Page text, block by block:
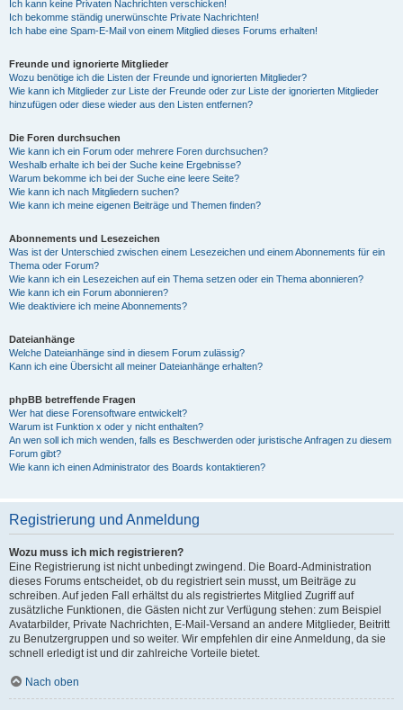
Ich kann keine Privaten Nachrichten verschicken!
Ich bekomme ständig unerwünschte Private Nachrichten!
Ich habe eine Spam-E-Mail von einem Mitglied dieses Forums erhalten!
Freunde und ignorierte Mitglieder
Wozu benötige ich die Listen der Freunde und ignorierten Mitglieder?
Wie kann ich Mitglieder zur Liste der Freunde oder zur Liste der ignorierten Mitglieder
hinzufügen oder diese wieder aus den Listen entfernen?
Die Foren durchsuchen
Wie kann ich ein Forum oder mehrere Foren durchsuchen?
Weshalb erhalte ich bei der Suche keine Ergebnisse?
Warum bekomme ich bei der Suche eine leere Seite?
Wie kann ich nach Mitgliedern suchen?
Wie kann ich meine eigenen Beiträge und Themen finden?
Abonnements und Lesezeichen
Was ist der Unterschied zwischen einem Lesezeichen und einem Abonnements für ein
Thema oder Forum?
Wie kann ich ein Lesezeichen auf ein Thema setzen oder ein Thema abonnieren?
Wie kann ich ein Forum abonnieren?
Wie deaktiviere ich meine Abonnements?
Dateianhänge
Welche Dateianhänge sind in diesem Forum zulässig?
Kann ich eine Übersicht all meiner Dateianhänge erhalten?
phpBB betreffende Fragen
Wer hat diese Forensoftware entwickelt?
Warum ist Funktion x oder y nicht enthalten?
An wen soll ich mich wenden, falls es Beschwerden oder juristische Anfragen zu diesem
Forum gibt?
Wie kann ich einen Administrator des Boards kontaktieren?
Registrierung und Anmeldung
Wozu muss ich mich registrieren?
Eine Registrierung ist nicht unbedingt zwingend. Die Board-Administration
dieses Forums entscheidet, ob du registriert sein musst, um Beiträge zu
schreiben. Auf jeden Fall erhältst du als registriertes Mitglied Zugriff auf
zusätzliche Funktionen, die Gästen nicht zur Verfügung stehen: zum Beispiel
Avatarbilder, Private Nachrichten, E-Mail-Versand an andere Mitglieder, Beitritt
zu Benutzergruppen und so weiter. Wir empfehlen dir eine Anmeldung, da sie
schnell erledigt ist und dir zahlreiche Vorteile bietet.
Nach oben